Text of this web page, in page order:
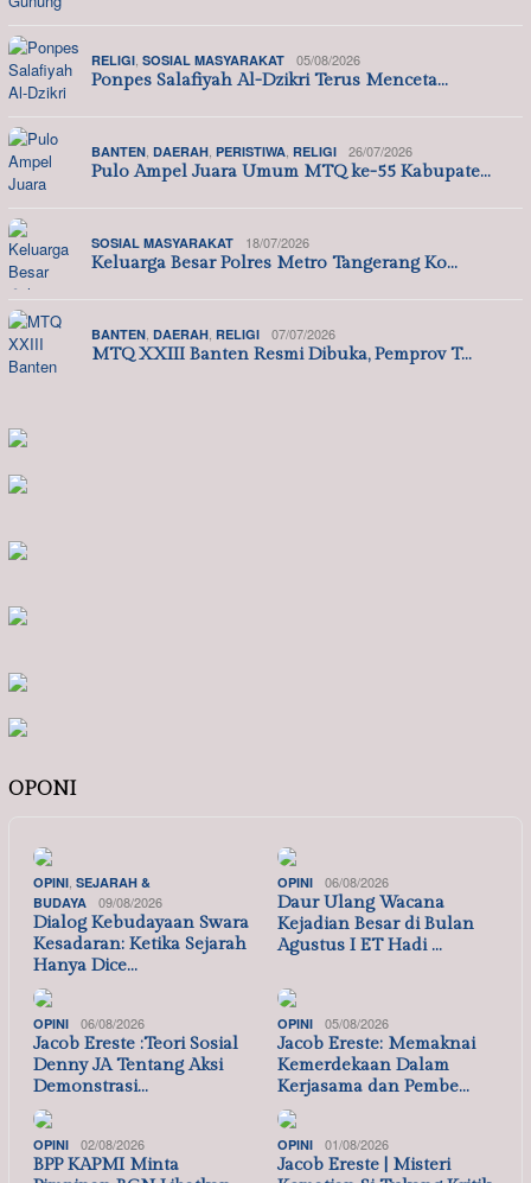
RELIGI SOSIAL MASYARAKAT 05/08/2026
Ponpes Salafiyah Al-Dzikri Terus Menceta…
BANTEN DAERAH PERISTIWA RELIGI 26/07/2026
Pulo Ampel Juara Umum MTQ ke-55 Kabupate…
SOSIAL MASYARAKAT 18/07/2026
Keluarga Besar Polres Metro Tangerang Ko…
BANTEN DAERAH RELIGI 07/07/2026
MTQ XXIII Banten Resmi Dibuka, Pemprov T…
OPONI
OPINI, SEJARAH &
BUDAYA
09/08/2026
Dialog Kebudayaan Swara
Kesadaran: Ketika Sejarah
Hanya Dice…
OPINI 06/08/2026
Daur Ulang Wacana
Kejadian Besar di Bulan
Agustus I ET Hadi …
OPINI 06/08/2026
Jacob Ereste :Teori Sosial
Denny JA Tentang Aksi
Demonstrasi…
OPINI 05/08/2026
Jacob Ereste: Memaknai
Kemerdekaan Dalam
Kerjasama dan Pembe…
OPINI 02/08/2026
BPP KAPMI Minta
OPINI 01/08/2026
Jacob Ereste | Misteri